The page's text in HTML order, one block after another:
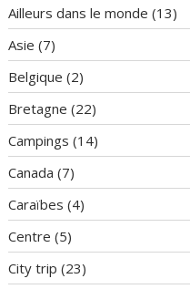
Ailleurs dans le monde (13)
Asie (7)
Belgique (2)
Bretagne (22)
Campings (14)
Canada (7)
Caraïbes (4)
Centre (5)
City trip (23)